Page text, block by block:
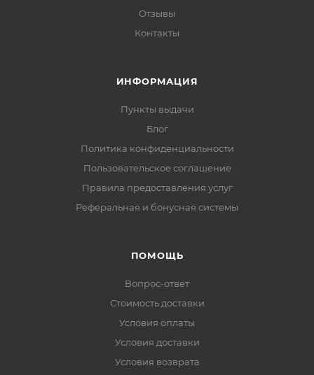
Отзывы
Контакты
ИНФОРМАЦИЯ
Пункты выдачи
Блог
Политика конфиденциальности
Пользовательское соглашение
Правила предоставления услуг
Реферальная и бонусная системы
ПОМОЩЬ
Вопрос-ответ
Стоимость доставки
Условия оплаты
Условия доставки
Условия возврата